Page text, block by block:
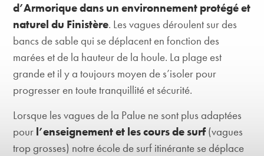
d’Armorique dans un environnement protégé et
naturel du Finistère. Les vagues déroulent sur des
bancs de sable qui se déplacent en fonction des
marées et de la hauteur de la houle. La plage est
grande et il y a toujours moyen de s’isoler pour
progresser en toute tranquillité et sécurité.
Lorsque les vagues de la Palue ne sont plus adaptées
pour l’enseignement et les cours de surf(vagues
trop grosses) notre école de surf itinérante se déplace